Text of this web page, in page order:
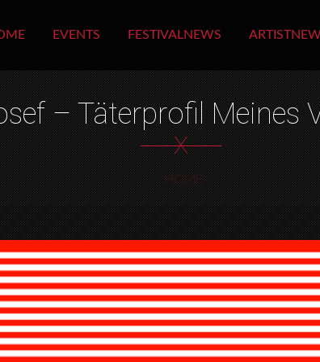
EVENTS FESTIVALNEWS
– Täterprofil Meines
X
HOME